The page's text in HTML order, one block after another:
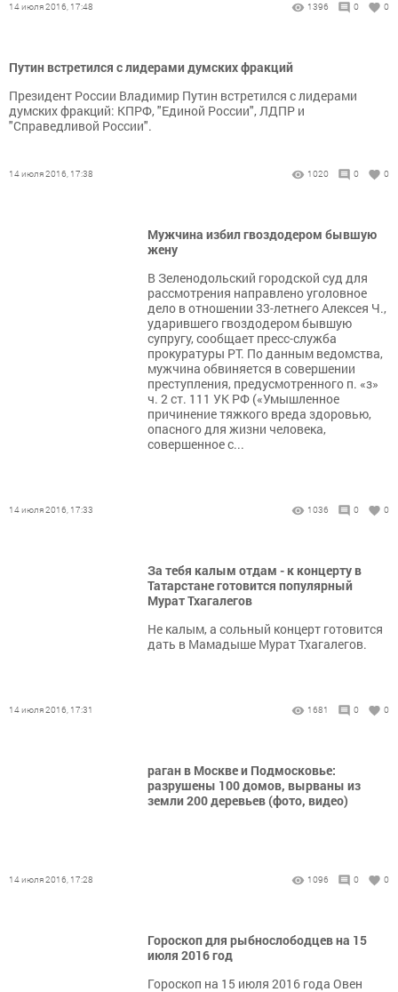
14 июля 2016, 17:48 1396 0 0
Путин встретился с лидерами думских фракций
Президент России Владимир Путин встретился с лидерами
думских фракций: КПРФ, "Единой России", ЛДПР и
"Справедливой России".
14 июля 2016, 17:38 1020 0 0
Мужчина избил гвоздодером бывшую
жену
В Зеленодольский городской суд для
рассмотрения направлено уголовное
дело в отношении 33-летнего Алексея Ч.,
ударившего гвоздодером бывшую
супругу, сообщает пресс-служба
прокуратуры РТ. По данным ведомства,
мужчина обвиняется в совершении
преступления, предусмотренного п. «з»
ч. 2 ст. 111 УК РФ («Умышленное
причинение тяжкого вреда здоровью,
опасного для жизни человека,
совершенное с...
14 июля 2016, 17:33 1036 0 0
За тебя калым отдам - к концерту в
Татарстане готовится популярный
Мурат Тхагалегов
Не калым, а сольный концерт готовится
дать в Мамадыше Мурат Тхагалегов.
14 июля 2016, 17:31 1681 0 0
раган в Москве и Подмосковье:
разрушены 100 домов, вырваны из
земли 200 деревьев (фото, видео)
14 июля 2016, 17:28 1096 0 0
Гороскоп для рыбнослободцев на 15
июля 2016 год
Гороскоп на 15 июля 2016 года Овен